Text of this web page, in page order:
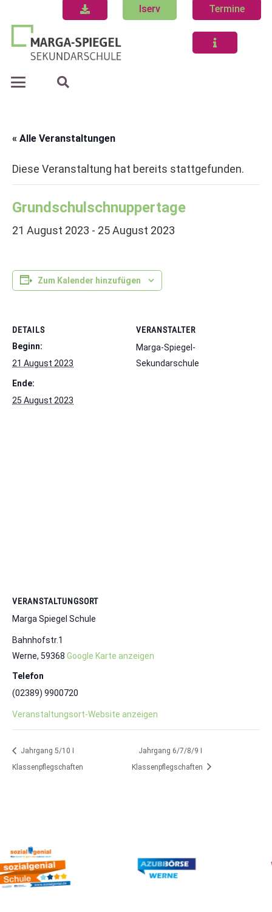
Iserv Termine
« Alle Veranstaltungen
Diese Veranstaltung hat bereits stattgefunden.
Grundschulschnuppertage
21 August 2023 - 25 August 2023
Zum Kalender hinzufügen
DETAILS
Beginn:
21 August 2023
Ende:
25 August 2023
VERANSTALTER
Marga-Spiegel-
Sekundarschule
VERANSTALTUNGSORT
Marga Spiegel Schule
Bahnhofstr.1
Werne, 59368 Google Karte anzeigen
Telefon
(02389) 9900720
Veranstaltungsort-Website anzeigen
Jahrgang 5/10 I
Klassenpflegschaften
Jahrgang 6/7/8/9 I
Klassenpflegschaften